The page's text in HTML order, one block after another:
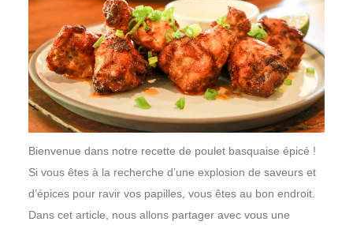
Bienvenue dans notre recette de poulet basquaise épicé !
Si vous êtes à la recherche d’une explosion de saveurs et
d’épices pour ravir vos papilles, vous êtes au bon endroit.
Dans cet article, nous allons partager avec vous une